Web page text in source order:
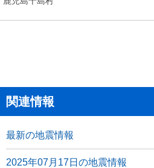
関連情報
最新の地震情報
2025年07月17日の地震情報